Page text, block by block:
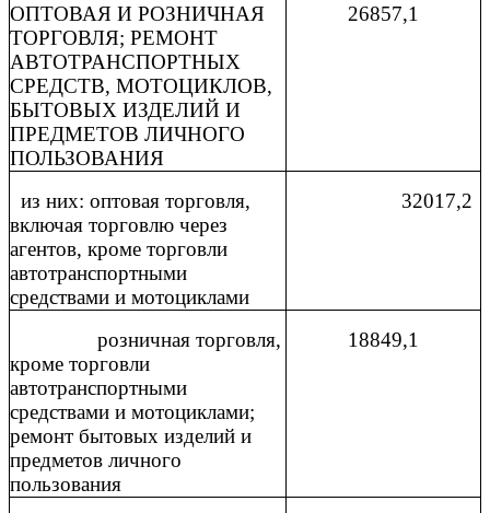
ОПТОВАЯ И РОЗНИЧНАЯ
ТОРГОВЛЯ; РЕМОНТ
АВТОТРАНСПОРТНЫХ
СРЕДСТВ, МОТОЦИКЛОВ,
БЫТОВЫХ ИЗДЕЛИЙ И
ПРЕДМЕТОВ ЛИЧНОГО
ПОЛЬЗОВАНИЯ
26857,1
из них: оптовая торговля,
включая торговлю через
агентов, кроме торговли
автотранспортными
средствами и мотоциклами
32017,2
розничная торговля,
кроме торговли
автотранспортными
средствами и мотоциклами;
ремонт бытовых изделий и
предметов личного
пользования
18849,1